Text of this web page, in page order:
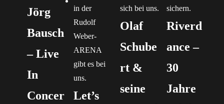
Jörg
Bausch
– Live
In
Concer
Let’s
Olaf
Schube
rt &
seine
Riverd
ance –
30
Jahre